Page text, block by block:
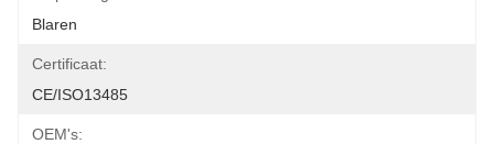
Blaren
Certificaat:
CE/ISO13485
OEM's: